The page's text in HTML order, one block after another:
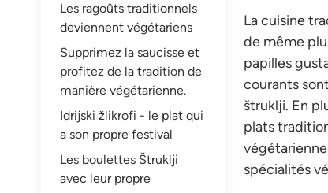
Les ragoûts traditionnels
deviennent végétariens
Supprimez la saucisse et
profitez de la tradition de
manière végétarienne.
Idrijski žlikrofi - le plat qui
a son propre festival
Les boulettes Štruklji
avec leur propre
La cuisine
de même
papilles
courants
štruklji. En
plats
spécialités